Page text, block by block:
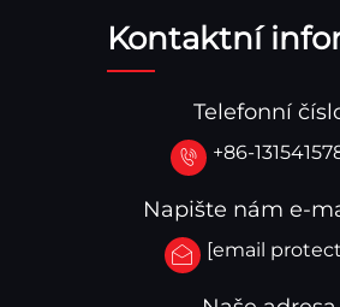
Kontaktní
Telefonní
+86-
Napište nám e-
[email